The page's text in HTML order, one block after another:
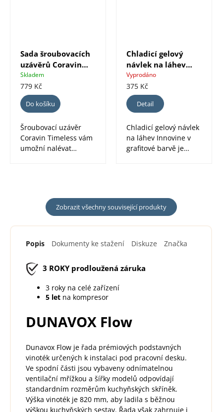
Sada šroubovacích
uzávěrů Coravin
Timeless Standard -
6ks
Skladem
779 Kč
Do košíku
Šroubovací uzávěr
Coravin Timeless vám
umožní nalévat
Chladicí gelový
návlek na láhev
Innovine, grafitová
Vyprodáno
375 Kč
Detail
Chladicí gelový návlek
na láhev Innovine v
grafitové barvě je
Zobrazit všechny související produkty
Popis Dokumenty ke stažení Diskuze Značka
3 ROKYprodloužená záruka
3 roky na celé zařízení
5 let na kompresor
DUNAVOX Flow
Dunavox Flow je řada prémiových podstavných
vinoték určených k instalaci pod pracovní desku.
Ve spodní části jsou vybaveny odnímatelnou
ventilační mřížkou a šířky modelů odpovídají
standardním rozměrům kuchyňských skříněk.
Výška vinoték je 820 mm, aby ladila s běžnou
výškou kuchyňských sestav. Řada však zahrnuje i